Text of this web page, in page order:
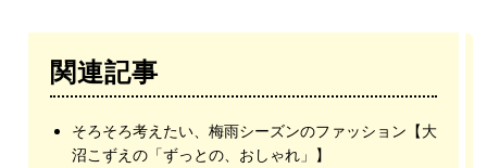
関連記事
そろそろ考えたい、梅雨シーズンのファッション【大
沼こずえの「ずっとの、おしゃれ」】